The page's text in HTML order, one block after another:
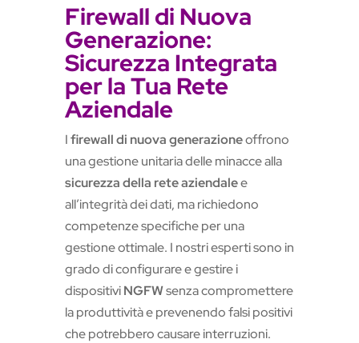
Firewall di Nuova
Generazione:
Sicurezza Integrata
per la Tua Rete
Aziendale
Ifirewall di nuova generazioneoffrono
una gestione unitaria delle minacce alla
sicurezza della rete aziendalee
all’integrità dei dati, ma richiedono
competenze specifiche per una
gestione ottimale. I nostri esperti sono in
grado di configurare e gestire i
dispositiviNGFWsenza compromettere
la produttività e prevenendo falsi positivi
che potrebbero causare interruzioni.